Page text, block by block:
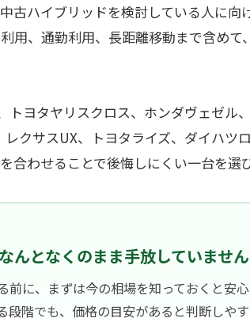
古ハイブリッドを検討している人に向
用、通勤利用、長距離移動まで含めて
トヨタヤリスクロス、ホンダヴェゼル
クサスUX、トヨタライズ、ダイハツ
合わせることで後悔しにくい一台を選
んとなくのまま手放していませ
前に、まずは今の相場を知っておくと安心
段階でも、価格の目安があると判断しや